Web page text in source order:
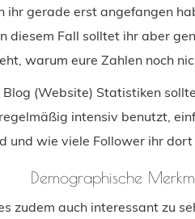
ihr gerade erst angefangen
diesem Fall solltet ihr aber
warum eure Zahlen noch
(Website) Statistiken
intensiv benutzt,
und wie viele Follower ihr
Demographische
zudem auch interessant zu